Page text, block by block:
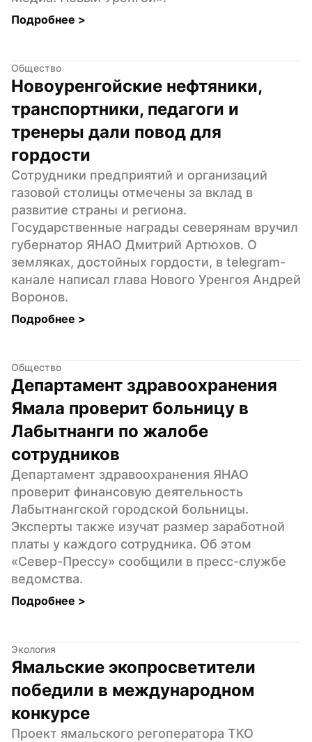
Подробнее >
Общество
Новоуренгойские нефтяники,
транспортники, педагоги и
тренеры дали повод для
гордости
Сотрудники предприятий и организаций
газовой столицы отмечены за вклад в
развитие страны и региона.
Государственные награды северянам вручил
губернатор ЯНАО Дмитрий Артюхов. О
земляках, достойных гордости, в telegram-
канале написал глава Нового Уренгоя Андрей
Воронов.
Подробнее >
Общество
Департамент здравоохранения
Ямала проверит больницу в
Лабытнанги по жалобе
сотрудников
Департамент здравоохранения ЯНАО
проверит финансовую деятельность
Лабытнангской городской больницы.
Эксперты также изучат размер заработной
платы у каждого сотрудника. Об этом
«Север-Прессу» сообщили в пресс-службе
ведомства.
Подробнее >
Экология
Ямальские экопросветители
победили в международном
конкурсе
Проект ямальского регоператора ТКО